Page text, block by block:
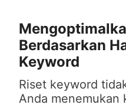
Berdasarkan
Keyword
Riset keyword
Anda menemukan